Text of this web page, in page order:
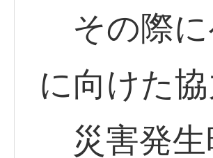
その際に
に向けた
災害発生